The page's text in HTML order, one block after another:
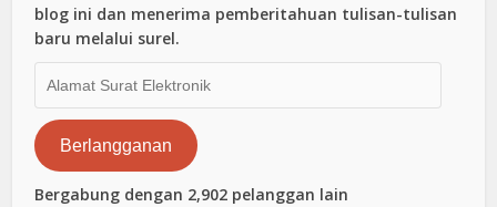
blog ini dan menerima pemberitahuan tulisan-tulisan
baru melalui surel.
Surat
Elektronik
Berlangganan
Bergabung dengan 2,902 pelanggan lain